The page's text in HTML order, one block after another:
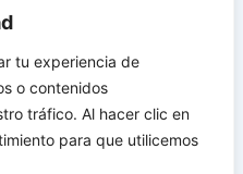
tu experiencia de
o contenidos
tráfico. Al hacer clic en
para que utilicemos
Balboa
Clínica de Cirugía Plástica y